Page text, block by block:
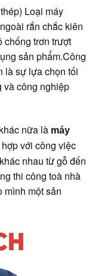
Loại máy
rắn chắc kiên
chống trơn trượt
sản phẩm.Công
là sự lựa chọn tối
và công nghiệp
khác nữa là máy
với công việc
nhau từ gỗ đến
thi công toà nhà
mình một sản